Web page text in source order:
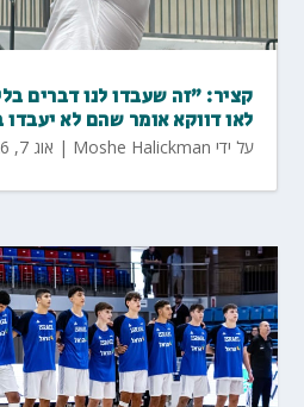
קציר: "זה שעבדו לנו דברים
לאו דווקא אומר שהם לא
על ידי Moshe Halickman
| אוג 7, 2026